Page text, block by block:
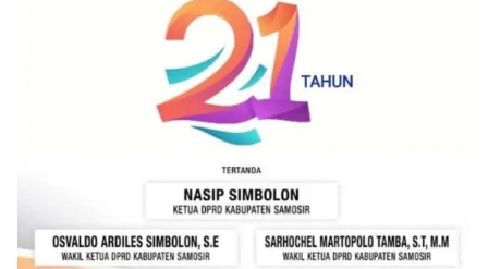
komunikasi dua arah agar warga dapat
menyampaikan keluhan maupun informasi terkait
situasi kamtibmas di sekitar mereka.‎‎‎Salah satu
poin utama yang disampaikan dalam kegiatan
sambang ini adalah imbauan kepada warga untuk
memasang bendera Merah Putih secara penuh,
bukan setengah tiang, sebagai bentuk
penghormatan dan rasa cinta tanah air
menjelang perayaan HUT Kemerdekaan RI.
Petugas mengingatkan bahwa pemasangan
bendera dengan benar merupakan salah satu
wujud nyata partisipasi masyarakat dalam